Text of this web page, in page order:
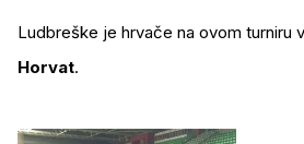
Ludbreške je hrvače na ovom turniru
Horvat.